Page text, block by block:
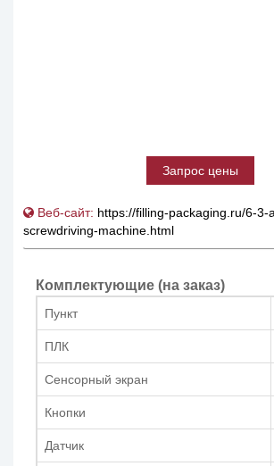
Запрос цены
Веб-сайт: https://filling-packaging.ru/6-3-
screwdriving-machine.html
Комплектующие (на заказ)
Пункт
ПЛК
Сенсорный экран
Кнопки
Датчик